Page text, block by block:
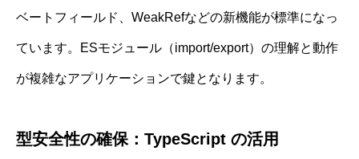
ベートフィールド、WeakRefなどの新機能が標準になっ
ています。ESモジュール（import/export）の理解と動作
が複雑なアプリケーションで鍵となります。
型安全性の確保：TypeScript の活用